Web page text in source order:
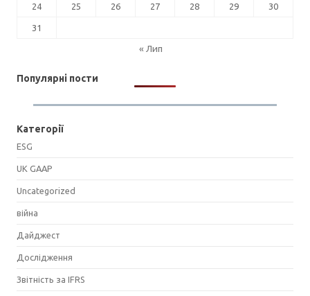
24 25 26 27 28 29 30
31
« Лип
Популярні пости
Категорії
ESG
UK GAAP
Uncategorized
війна
Дайджест
Дослідження
Звітність за IFRS